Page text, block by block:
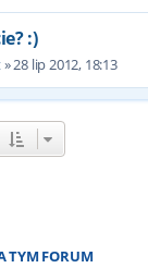
:)
»28 lip 2012, 18:13
TYM FORUM